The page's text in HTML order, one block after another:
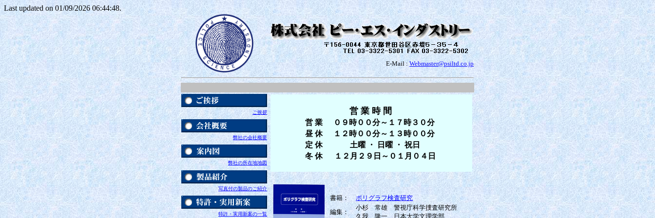
Last updated on 01/09/2026 06:44:48.
E-Mail :Webmaster@psiltd.co.jp
ご挨拶 営 業 時 間
営 業
０９時００分～１７時３０分
昼 休
１２時００分～１３時００分
定 休
土曜 ・ 日曜 ・ 祝日
冬 休
１ ２月２９日～０１月０４日
書籍：
ポリグラフ検査研究
編集：
小杉 常雄 警視庁科学捜査研究所
久我 隆一 日本大学文理学部
弊社の会社概要
弊社の所在地地図
写真付の製品のご紹介
特許・実用新案の一覧